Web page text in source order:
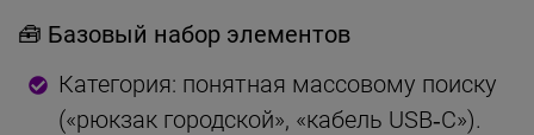
🧰 Базовый набор элементов
Категория: понятная массовому поиску
(«рюкзак городской», «кабель USB‑C»).